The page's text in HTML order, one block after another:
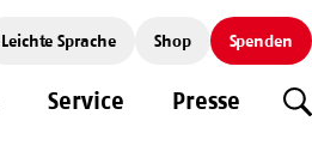
Leichte Sprache Shop Spenden
Service Presse